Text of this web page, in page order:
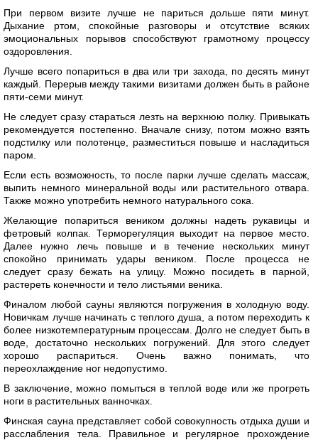
При первом визите лучше не париться дольше пяти минут.
Дыхание ртом, спокойные разговоры и отсутствие всяких
эмоциональных порывов способствуют грамотному процессу
оздоровления.
Лучше всего попариться в два или три захода, по десять минут
каждый. Перерыв между такими визитами должен быть в районе
пяти-семи минут.
Не следует сразу стараться лезть на верхнюю полку. Привыкать
рекомендуется постепенно. Вначале снизу, потом можно взять
подстилку или полотенце, разместиться повыше и насладиться
паром.
Если есть возможность, то после парки лучше сделать массаж,
выпить немного минеральной воды или растительного отвара.
Также можно употребить немного натурального сока.
Желающие попариться веником должны надеть рукавицы и
фетровый колпак. Терморегуляция выходит на первое место.
Далее нужно лечь повыше и в течение нескольких минут
спокойно принимать удары веником. После процесса не
следует сразу бежать на улицу. Можно посидеть в парной,
растереть конечности и тело листьями веника.
Финалом любой сауны являются погружения в холодную воду.
Новичкам лучше начинать с теплого душа, а потом переходить к
более низкотемпературным процессам. Долго не следует быть в
воде, достаточно нескольких погружений. Для этого следует
хорошо распариться. Очень важно понимать, что
переохлаждение ног недопустимо.
В заключение, можно помыться в теплой воде или же прогреть
ноги в растительных ванночках.
Финская сауна представляет собой совокупность отдыха души и
расслабления тела. Правильное и регулярное прохождение